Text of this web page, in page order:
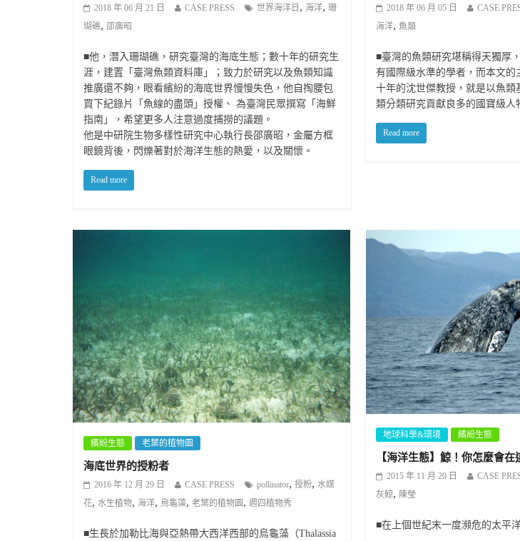
2018 年 06 月 21 日 CASE PRESS 世界海洋日 , 海洋, 珊
瑚礁, 邵廣昭
■他，潛入珊瑚礁，研究臺灣的海底生態；數十年的研究生
涯，建置「臺灣魚類資料庫」；致力於研究以及魚類知識
推廣還不夠，眼看繽紛的海底世界慢慢失色，他自掏腰包
買下紀錄片「魚線的盡頭」授權、 為臺灣民眾撰寫「海鮮
指南」，希望更多人注意過度捕撈的議題。
他是中研院生物多樣性研究中心執行長邵廣昭，金屬方框
眼鏡背後，閃爍著對於海洋生態的熱愛，以及關懷。
Read more
2018 年 06 月 05 日 CASE
海洋, 魚類
■臺灣的魚類研究堪稱得天獨厚
有國際級水準的學者，而本文
十年的沈世傑教授，就是以魚類
類分類研究貢獻良多的國寶級人
Read more
繽紛生態 老葉的植物園
海底世界的授粉者
2016 年 12 月 29 日 CASE PRESS pollinator, 授粉, 水媒
花, 水生植物, 海洋, 烏龜藻, 老葉的植物園 , 週四植物秀
■生長於加勒比海與亞熱帶大西洋西部的烏龜藻（Thalassia
地球科學&環境 繽紛生態
【海洋生態】鯨！你怎麼會在
2015 年 11 月 20 日 CASE
灰鯨, 陳瑩
■在上個世紀末一度瀕危的太平